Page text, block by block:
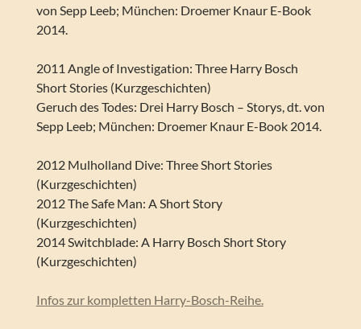
von Sepp Leeb; München: Droemer Knaur E-Book
2014.
2011 Angle of Investigation: Three Harry Bosch
Short Stories (Kurzgeschichten)
Geruch des Todes: Drei Harry Bosch – Storys, dt. von
Sepp Leeb; München: Droemer Knaur E-Book 2014.
2012 Mulholland Dive: Three Short Stories
(Kurzgeschichten)
2012 The Safe Man: A Short Story
(Kurzgeschichten)
2014 Switchblade: A Harry Bosch Short Story
(Kurzgeschichten)
Infos zur kompletten Harry-Bosch-Reihe.